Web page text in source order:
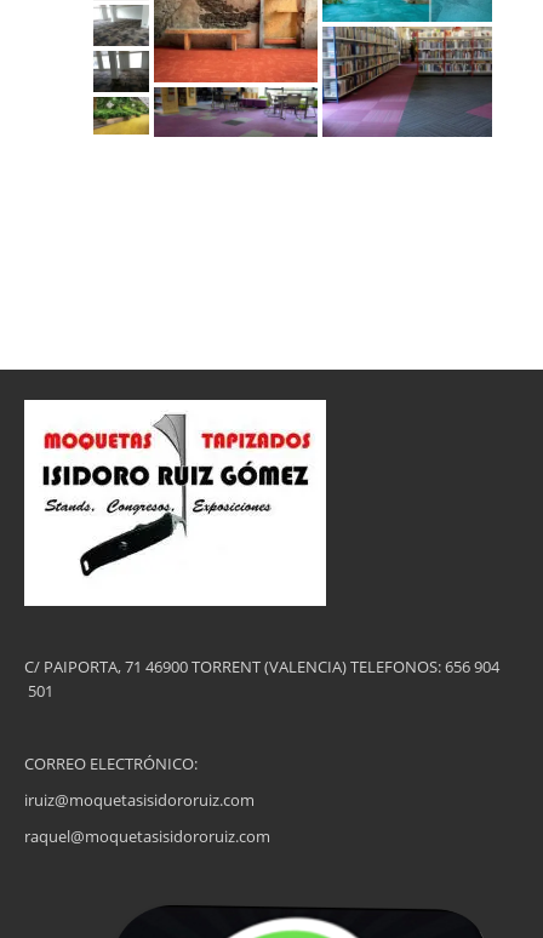
C/ PAIPORTA, 71 46900 TORRENT (VALENCIA) TELEFONOS: 656 904
501
CORREO ELECTRÓNICO:
iruiz@moquetasisidororuiz.com
raquel@moquetasisidororuiz.com